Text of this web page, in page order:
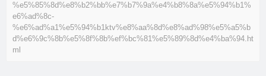
%e5%85%8d%e8%b2%bb%e7%b7%9a%e4%b8%8a%e5%94%b1%
e6%ad%8c-
%e6%ad%a1%e5%94%b1ktv%e8%aa%8d%e8%ad%98%e5%a5%b
d%e6%9c%8b%e5%8f%8b%ef%bc%81%e5%89%8d%e4%ba%94.ht
ml